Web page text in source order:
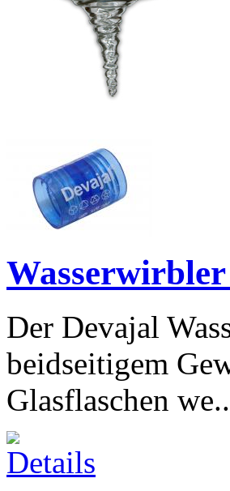
Der Devajal
beidseitigem
Glasflaschen